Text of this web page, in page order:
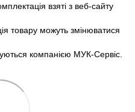
взяті з веб-сайту
товару можуть змінюватися
компанією МУК-Сервіс.